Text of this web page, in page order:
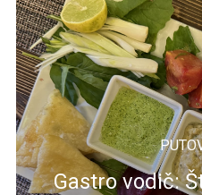
Gastro vodič: